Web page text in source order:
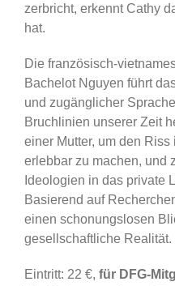
zerbricht, erkennt Cathy
hat.
Die französisch-
Bachelot Nguyen führt
und zugänglicher
Bruchlinien unserer Zeit
einer Mutter, um den
erlebbar zu machen, und
Ideologien in das private
Basierend auf
einen schonungslosen
gesellschaftliche Realität.
Eintritt: 22 €, für DFG-